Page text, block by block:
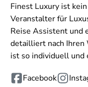
Finest Luxury ist
Veranstalter für
Reise Assistent und
detailliert nach Ihren
ist so individuell und
Facebook